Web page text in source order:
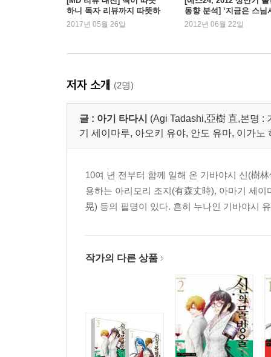
하니 독자 리뷰까지 따뜻하
다
2017년 05월 26일
동향 분석] ‘지금은 스님
대’ 100위내 스님 저서
2012년 06월 22일
저자 소개 (2명)
글 : 아기 타다시
(Agi Tadashi,亞樹 直,본명 :
기 세이마루, 아오키 유야, 안도 유마, 이가노
10여 년 전부터 함께 일해 온 기바야시 신(樹
용하는 아리모리 조지(有森丈時), 아마기 세
晃) 등의 필명이 있다. 흔히 누나인 기바야시
작가의 다른 상품